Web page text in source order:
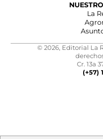
La
© 2026, Editorial La
Cr. 13a
(+57)